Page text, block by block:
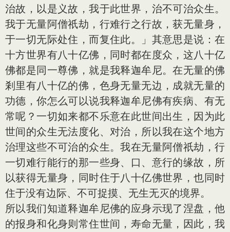
治故，以是义故，我于此世界，治不可治众生。
我于无量阿僧祇劫，行难行之行故，获无量身，
于一切无际处住，而复住此。」其意思是说：在
十方世界有八十亿佛，同时都在度众，这八十亿
佛都是同一尊佛，就是我释迦牟尼。在无量的佛
剎里有八十亿的佛，色身无量无边，成就无量的
功德，你怎么可以说我释迦牟尼佛有疾病、有无
常呢？一切如来都不乐意在此世间出生，因为此
世间的众生无法度化、对治，所以我在这个地方
治理这些不可治的众生。我在无量阿僧祇劫，行
一切难行能行的那一些身、口、意行的缘故，所
以获得无量身，同时住于八十亿佛世界，也同时
住于没有边际、不可捉摸、无生无灭的境界。
所以我们知道释迦牟尼佛的应身示现了涅盘，他
的报身和化身则常住世间，寿命无量，因此，我